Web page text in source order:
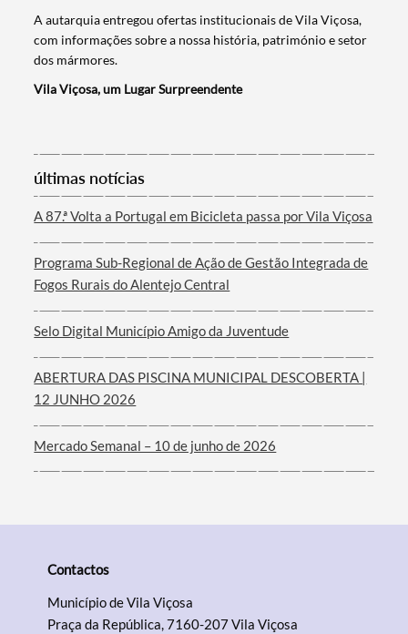
Categorias gerais
A autarquia entregou ofertas institucionais de Vila Viçosa,
com informações sobre a nossa história, património e setor
dos mármores.
Vila Viçosa, um Lugar Surpreendente
últimas notícias
A 87.ª Volta a Portugal em Bicicleta passa por Vila Viçosa
Programa Sub-Regional de Ação de Gestão Integrada de
Fogos Rurais do Alentejo Central
Selo Digital Município Amigo da Juventude
ABERTURA DAS PISCINA MUNICIPAL DESCOBERTA |
12 JUNHO 2026
Mercado Semanal – 10 de junho de 2026
Contactos
Município de Vila Viçosa
Praça da República, 7160-207 Vila Viçosa